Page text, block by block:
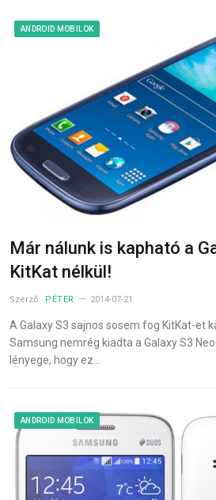
ANDROID MOBILOK
Már nálunk is kapható a
KitKat nélkül!
Szerző: PÉTER 2014-07-21
A Galaxy S3 sajnos sosem fog KitKat-et
Samsung nemrég kiadta a Galaxy S3
lényege, hogy ez…
ANDROID MOBILOK